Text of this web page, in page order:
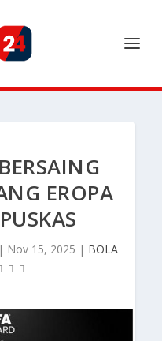
EROPA
Nov 15, 2025 | BOLA